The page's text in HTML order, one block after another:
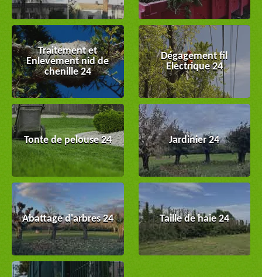
Traitement et
Enlevement nid de
chenille 24
Dégagement fil
Electrique 24
Tonte de pelouse 24 Jardinier 24
Abattage d'arbres 24 Taille de haie 24